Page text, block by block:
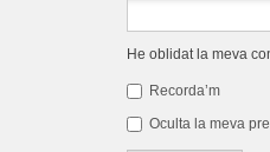
He oblidat la meva
Recorda’m
Oculta la meva